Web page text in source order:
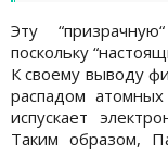
Эту
поскольку
К своему выводу
распадом
испускает
Таким образом,